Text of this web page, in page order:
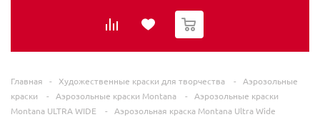
0
Главная - Художественные краски для творчества -
Аэрозольные
краски
- Аэрозольные краски Montana -
Аэрозольные краски
Montana ULTRA WIDE
-
Аэрозольная краска Montana Ultra Wide